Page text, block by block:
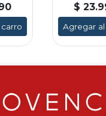
$
Agregar